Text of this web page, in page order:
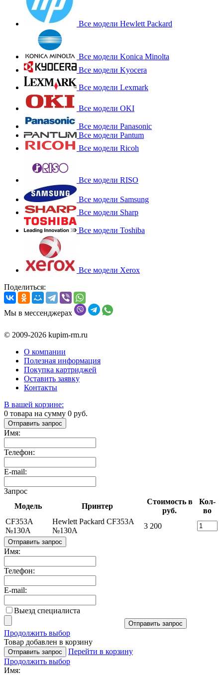
Все модели Hewlett Packard
Все модели Konica Minolta
Все модели Kyocera
Все модели Lexmark
Все модели OKI
Все модели Panasonic
Все модели Pantum
Все модели Ricoh
Все модели RISO
Все модели Samsung
Все модели Sharp
Все модели Toshiba
Все модели Xerox
Поделиться:
Мы в мессенджерах
© 2009-2026 kupim-rm.ru
О компании
Полезная информация
Покупка картриджей
Оставить заявку
Контакты
В вашей корзине:
0 товара на сумму 0 руб.
Отправить запрос
Имя:
Телефон:
E-mail:
Запрос
Модель
Принтер
Стоимость в
руб.
Кол-
во
CF353A
№130A
Hewlett Packard CF353A
№130A
3 200
Отправить запрос
Имя:
Телефон:
E-mail:
Выезд специалиста
Отправить запрос
Продолжить выбор
Товар добавлен в корзину
Отправить запрос
Перейти в корзину
Продолжить выбор
Имя: